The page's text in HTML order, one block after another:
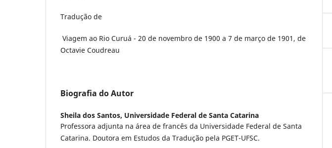
Tradução de
Viagem ao Rio Curuá - 20 de novembro de 1900 a 7 de março de 1901, de
Octavie Coudreau
Biografia do Autor
Sheila dos Santos, Universidade Federal de Santa Catarina
Professora adjunta na área de francês da Universidade Federal de Santa
Catarina. Doutora em Estudos da Tradução pela PGET-UFSC.